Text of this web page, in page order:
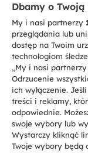
CANDY HOOVER
STATUTOWA: Via
SIEDZIBY
nadanego numeru -
Vimercate (MB) -
Kapitał zakładowy
podatkowej i nr wpisu
Monza-Brianza-Lodi
Repertorium
Autoryzacja IT AEOF
Candy S.p.A.
PL / Polski
Dbamy o
My i nasi partnerzy
przeglądania lub
dostęp na Twoim
technologiom
„My i nasi
Odrzucenie
ich wyłączenie.
treści i reklamy,
odpowiednie.
swoje wybory lub
Wystarczy kliknąć
Twoje wybory będą